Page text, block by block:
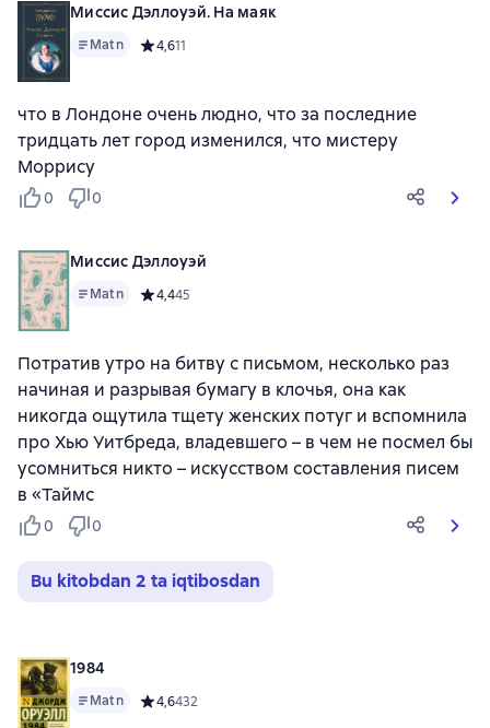
Миссис Дэллоуэй. На маяк
Matn Средний рейтинг 4,6 на основе 11 оценок
4,611
что в Лондоне очень людно, что за последние
тридцать лет город изменился, что мистеру
Моррису
0 0
Миссис Дэллоуэй
Matn Средний рейтинг 4,4 на основе 45 оценок
4,445
Потратив утро на битву с письмом, несколько раз
начиная и разрывая бумагу в клочья, она как
никогда ощутила тщету женских потуг и вспомнила
про Хью Уитбреда, владевшего – в чем не посмел бы
усомниться никто – искусством составления писем
в «Таймс
0 0
Bu kitobdan 2 ta iqtibosdan
1984
Matn Средний рейтинг 4,6 на основе 432 оценок
4,6432